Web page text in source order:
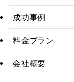
成功事例
料金プラン
会社概要